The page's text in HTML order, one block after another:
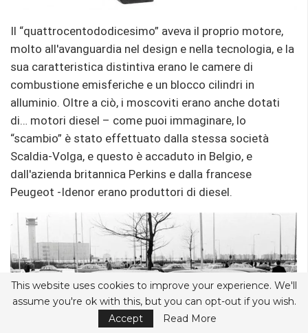
Il “quattrocentododicesimo” aveva il proprio motore,
molto all'avanguardia nel design e nella tecnologia, e la
sua caratteristica distintiva erano le camere di
combustione emisferiche e un blocco cilindri in
alluminio. Oltre a ciò, i moscoviti erano anche dotati
di… motori diesel – come puoi immaginare, lo
“scambio” è stato effettuato dalla stessa società
Scaldia-Volga, e questo è accaduto in Belgio, e
dall'azienda britannica Perkins e dalla francese
Peugeot -Idenor erano produttori di diesel.
This website uses cookies to improve your experience. We'll
assume you're ok with this, but you can opt-out if you wish.
Accept
Read More